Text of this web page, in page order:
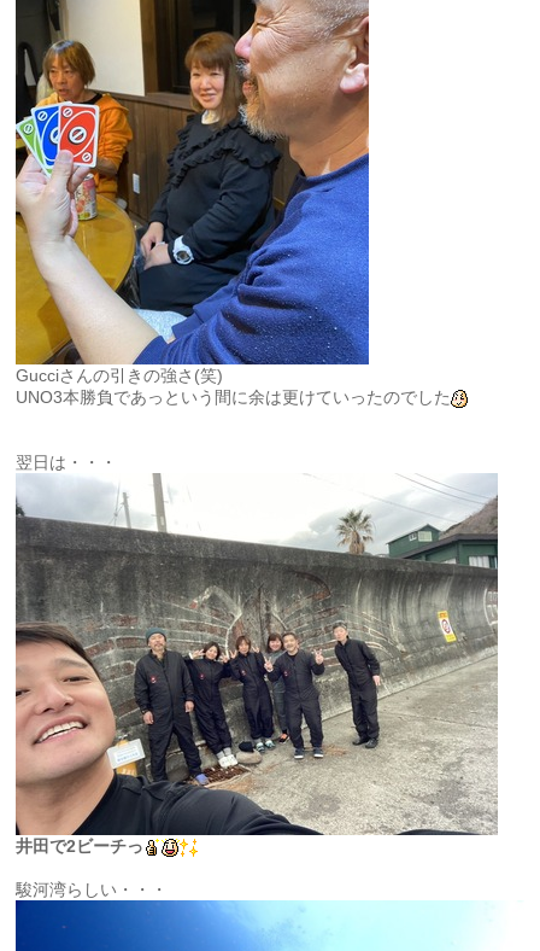
Gucciさんの引きの強さ(笑)
UNO3本勝負であっという間に余は更けていったのでした
翌日は・・・
井田で2ビーチっ
駿河湾らしい・・・